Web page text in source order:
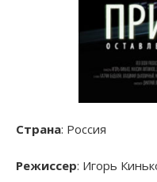
Страна: Россия
Режиссер: Игорь